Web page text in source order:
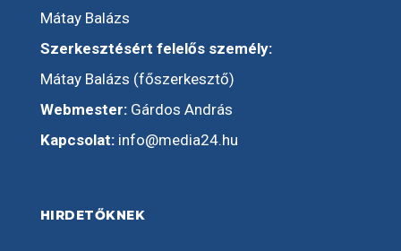
Mátay Balázs
Szerkesztésért felelős személy:
Mátay Balázs (főszerkesztő)
Webmester:Gárdos András
Kapcsolat: info@media24.hu
HIRDETŐKNEK